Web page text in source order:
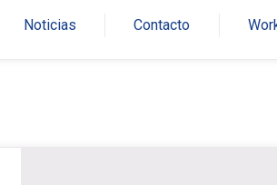
Noticias Contacto